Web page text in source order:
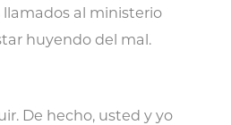
llamados al ministerio
huyendo del mal.
De hecho, usted y yo